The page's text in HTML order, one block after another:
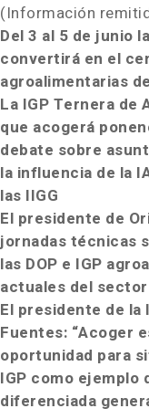
(Información
Del 3 al 5 de junio
convertirá en el
agroalimentarias
La IGP Ternera
que acogerá
debate sobre
la influencia de la
las IIGG
El presidente de
jornadas técnicas
las DOP e IGP
actuales del
El presidente de la
Fuentes: “Acoger
oportunidad para
IGP como ejemplo
diferenciada